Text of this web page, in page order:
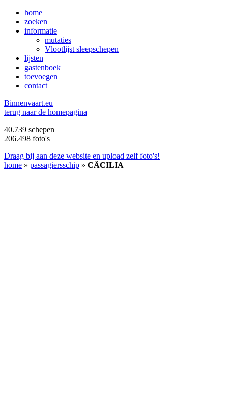
home
zoeken
informatie
mutaties
Vlootlijst sleepschepen
lijsten
gastenboek
toevoegen
contact
Binnenvaart.eu
terug naar de homepagina
40.739 schepen
206.498 foto's
Draag bij aan deze website en upload zelf foto's!
home » passagiersschip » CÄCILIA